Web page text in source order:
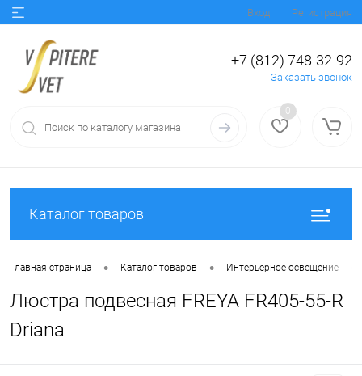
Вход Регистрация
+7 (812) 748-32-92
Заказать звонок
0
Каталог товаров
Главная страница • Каталог товаров • Интерьерное освещение
Люстра подвесная FREYA FR405-55-R
Driana